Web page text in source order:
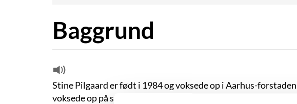
Baggrund
Stine Pilgaard er født i 1984 og voksede op i Aarhus-
voksede op på skift hos sine forældre, der blev skilt, da hun var